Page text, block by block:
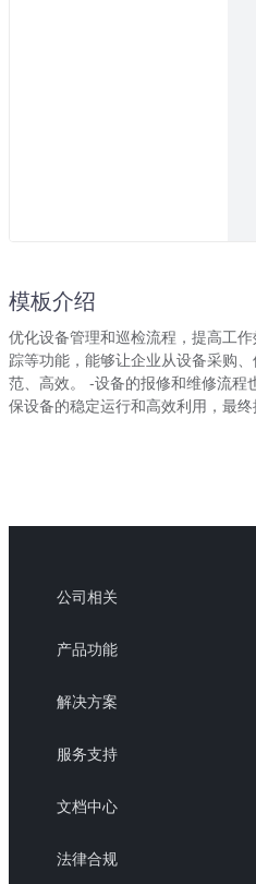
模板介绍
优化设备管理和巡检流程，提高工
踪等功能，能够让企业从设备采购
范、高效。 -设备的报修和维修流
保设备的稳定运行和高效利用，最终
公司相关
产品功能
解决方案
服务支持
文档中心
法律合规